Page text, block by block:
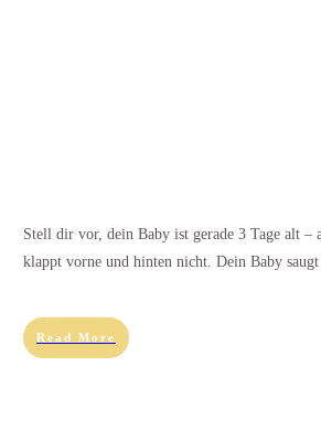
Stell dir vor, dein Baby ist gerade 3 Tage alt –
klappt vorne und hinten nicht. Dein Baby
Read More